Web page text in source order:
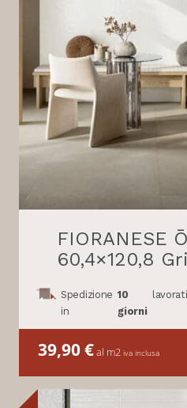
FIORANESE
60,4×120,8
Spedizione
in
10
giorni
39,90€al m2 iva inclusa